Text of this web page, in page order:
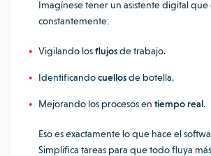
Imagínese tener un asistente digital que
constantemente:
Vigilando losflujosde trabajo.
Identificandocuellosde botella.
Mejorando los procesos en tiempo real.
Eso es exactamente lo que hace el
Simplifica tareas para que todo fluya